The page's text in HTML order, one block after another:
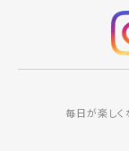
毎日が楽し